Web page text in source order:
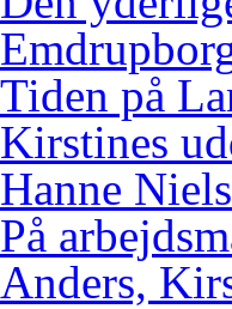
Tiden på
Kirstines
Hanne
På
Anders,